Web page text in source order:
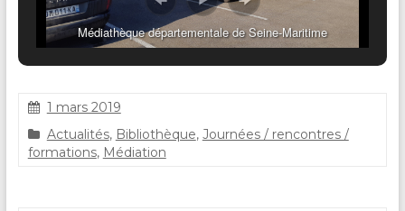
Médiathèque départementale de Seine-Maritime
C
l
a
1 mars 2019
Actualités, Bibliothèque, Journées / rencontres /
formations, Médiation